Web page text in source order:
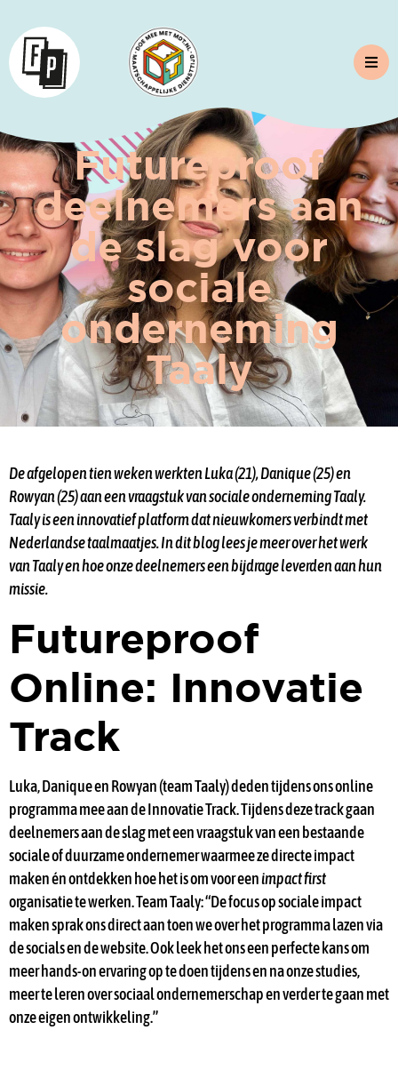
Futureproof
deelnemers aan
de slag voor
sociale
onderneming
Taaly
De afgelopen tien weken werkten Luka (21), Danique (25) en
Rowyan (25) aan een vraagstuk van sociale onderneming Taaly.
Taaly is een innovatief platform dat nieuwkomers verbindt met
Nederlandse taalmaatjes. In dit blog lees je meer over het werk
van Taaly en hoe onze deelnemers een bijdrage leverden aan hun
missie.
Futureproof
Online: Innovatie
Track
Luka, Danique en Rowyan (team Taaly) deden tijdens ons online
programma mee aan de Innovatie Track. Tijdens deze track gaan
deelnemers aan de slag met een vraagstuk van een bestaande
sociale of duurzame ondernemer waarmee ze directe impact
maken én ontdekken hoe het is om voor eenimpact first
organisatie te werken. Team Taaly: “De focus op sociale impact
maken sprak ons direct aan toen we over het programma lazen via
de socials en de website. Ook leek het ons een perfecte kans om
meer hands-on ervaring op te doen tijdens en na onze studies,
meer te leren over sociaal ondernemerschap en verder te gaan met
onze eigen ontwikkeling.”